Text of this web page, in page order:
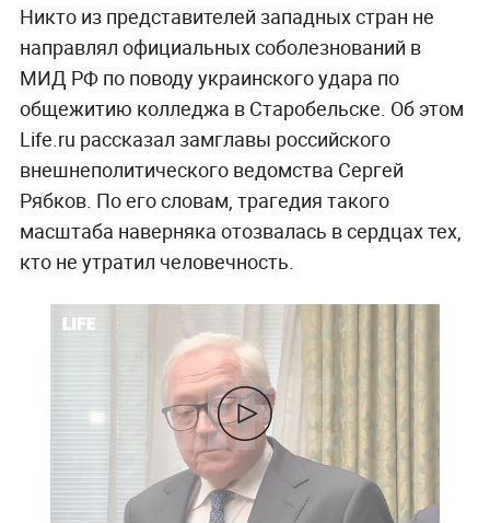
Никто из представителей западных стран не
направлял официальных соболезнований в
МИД РФ по поводу украинского удара по
общежитию колледжа в Старобельске. Об этом
Life.ru рассказал замглавы российского
внешнеполитического ведомства Сергей
Рябков. По его словам, трагедия такого
масштаба наверняка отозвалась в сердцах тех,
кто не утратил человечность.